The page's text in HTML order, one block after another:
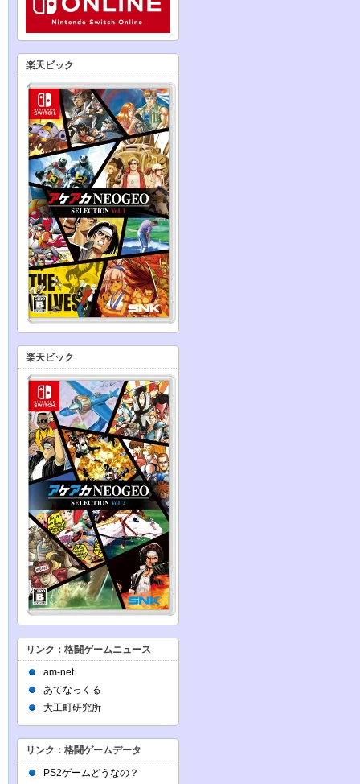
楽天ビック
楽天ビック
リンク：格闘ゲームニュース
am-net
あてなっくる
大工町研究所
リンク：格闘ゲームデータ
PS2ゲームどうなの？